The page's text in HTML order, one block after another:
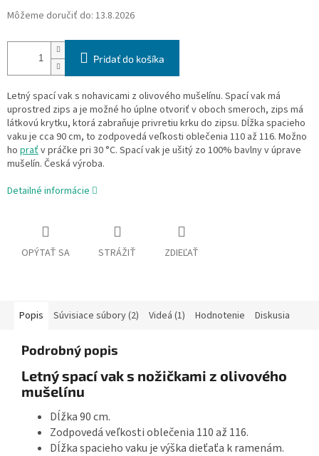
Môžeme doručiť do: 13.8.2026
Pridať do košíka
Letný spací vak s nohavicami z olivového mušelínu. Spací vak má
uprostred zips a je možné ho úplne otvoriť v oboch smeroch, zips má
látkovú krytku, ktorá zabraňuje privretiu krku do zipsu. Dĺžka spacieho
vaku je cca 90 cm, to zodpovedá veľkosti oblečenia 110 až 116. Možno
ho praťv práčke pri 30 °C. Spací vak je ušitý zo 100% bavlny v úprave
mušelín. Česká výroba.
Detailné informácie
OPÝTAŤ SA STRÁŽIŤ ZDIEĽAŤ
Popis Súvisiace súbory (2) Videá (1) Hodnotenie Diskusia
Podrobný popis
Letný spací vak s nožičkami z olivového
mušelínu
Dĺžka 90 cm.
Zodpovedá veľkosti oblečenia 110 až 116.
Dĺžka spacieho vaku je výška dieťaťa k ramenám.